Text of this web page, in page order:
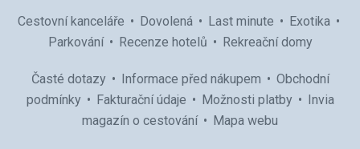
Cestovní kanceláře Dovolená Last minute
Exotika
Parkování
Recenze hotelů Rekreační domy
Časté dotazy Informace před nákupem
Obchodní
podmínky
Fakturační údaje Možnosti platby
Invia
magazín o cestování
Mapa webu